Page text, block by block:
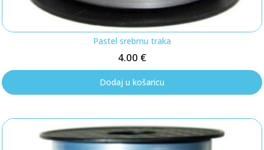
Pastel srebrnu traka
4.00 €
Dodaj u košaricu